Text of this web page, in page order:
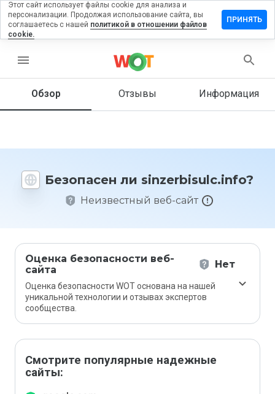
menu
Обзор Отзывы Информация
Безопасен ли sinzerbisulc.info?
Неизвестный веб-сайт
Оценка безопасности веб-
сайта
Нет
Оценка безопасности WOT основана на нашей
уникальной технологии и отзывах экспертов
сообщества.
Смотрите популярные надежные
сайты:
на
Как бы
этот
1 до 5?
Этот сайт использует файлы cookie для анализа и
персонализации. Продолжая использование сайта, вы
соглашаетесь с нашей политикой в отношении файлов
cookie.
ПРИНЯТЬ